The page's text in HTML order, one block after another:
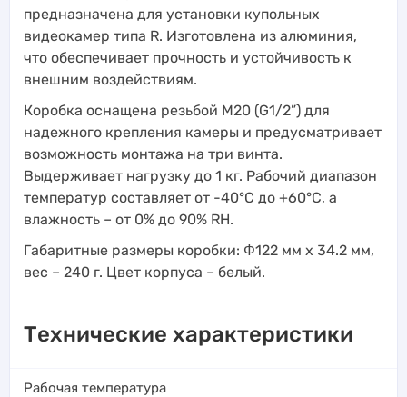
предназначена для установки купольных
видеокамер типа R. Изготовлена из алюминия,
что обеспечивает прочность и устойчивость к
внешним воздействиям.
Коробка оснащена резьбой M20 (G1/2”) для
надежного крепления камеры и предусматривает
возможность монтажа на три винта.
Выдерживает нагрузку до 1 кг. Рабочий диапазон
температур составляет от -40°C до +60°C, а
влажность – от 0% до 90% RH.
Габаритные размеры коробки: Φ122 мм x 34.2 мм,
вес – 240 г. Цвет корпуса – белый.
Технические характеристики
Рабочая температура